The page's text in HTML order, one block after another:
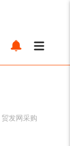
贸发网采购